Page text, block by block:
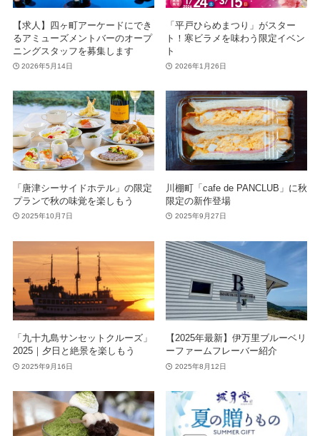
【求人】四ヶ町アーケードにでき
るアミューズメントバーのオープ
ニングスタッフを募集します
2026年5月14日
「平戸ひらめまつり」がスター
ト！寒ビラメを味わう限定イベン
ト
2026年1月26日
「唐津シーサイドホテル」の限定
プランで秋の味覚を楽しもう
2025年10月7日
川棚町「cafe de PANCLUB」に秋
限定の新作登場
2025年9月27日
「九十九島サンセットクルーズ」
2025｜夕日と絶景を楽しもう
2025年9月16日
【2025年最新】伊万里ブルーベリ
ーファームフレーバー紹介
2025年8月12日